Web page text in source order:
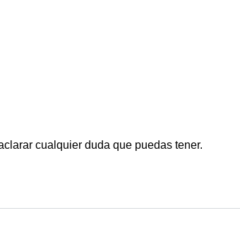
cualquier duda que puedas tener.